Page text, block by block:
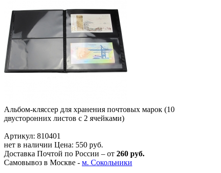
Альбом-кляссер для хранения почтовых марок (10
двусторонних листов с 2 ячейками)
Артикул: 810401
нет в наличии Цена: 550 руб.
Доставка Почтой по России – от 260 руб.
Самовывоз в Москве - м. Сокольники